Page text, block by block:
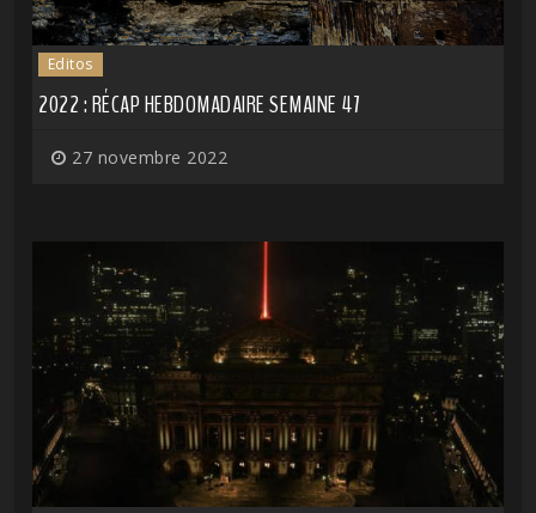
Editos
2022 : RÉCAP HEBDOMADAIRE SEMAINE 47
27 novembre 2022